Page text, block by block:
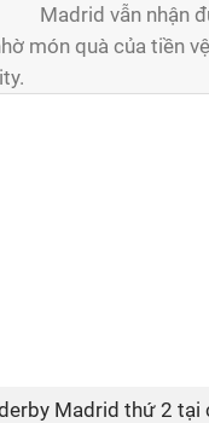
Madrid vẫn nhận
món quà của tiền
Madrid thứ 2 tại